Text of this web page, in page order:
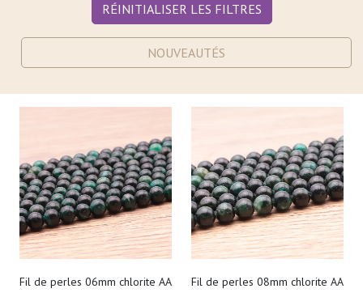
RÉINITIALISER LES FILTRES
NOUVEAUTÉS
Fil de perles 06mm chlorite AA Fil de perles 08mm chlorite AA